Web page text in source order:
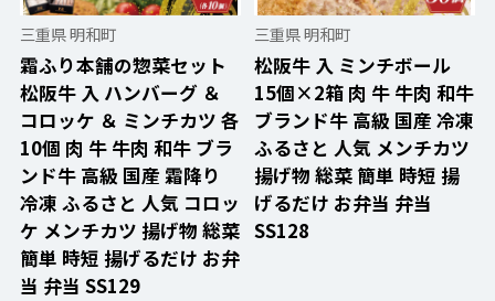
三重県 明和町
霜ふり本舗の惣菜セット
松阪牛 入 ハンバーグ ＆
コロッケ ＆ ミンチカツ 各
10個 肉 牛 牛肉 和牛 ブラ
ンド牛 高級 国産 霜降り
冷凍 ふるさと 人気 コロッ
ケ メンチカツ 揚げ物 総菜
簡単 時短 揚げるだけ お弁
当 弁当 SS129
三重県 明和町
松阪牛 入 ミンチボール
15個×2箱 肉 牛 牛肉 和牛
ブランド牛 高級 国産 冷凍
ふるさと 人気 メンチカツ
揚げ物 総菜 簡単 時短 揚
げるだけ お弁当 弁当
SS128